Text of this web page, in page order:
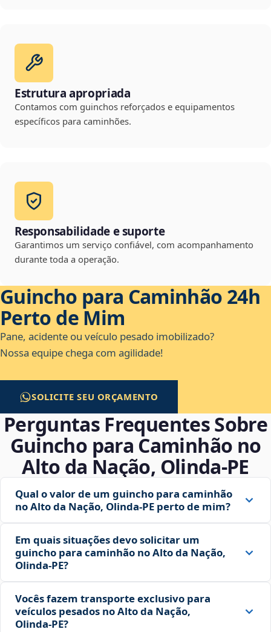
Estrutura apropriada
Contamos com guinchos reforçados e equipamentos
específicos para caminhões.
Responsabilidade e suporte
Garantimos um serviço confiável, com acompanhamento
durante toda a operação.
Guincho para Caminhão 24h
Perto de Mim
Pane, acidente ou veículo pesado imobilizado?
Nossa equipe chega com agilidade!
SOLICITE SEU ORÇAMENTO
Perguntas Frequentes Sobre
Guincho para Caminhão no
Alto da Nação, Olinda‑PE
Qual o valor de um guincho para caminhão
no Alto da Nação, Olinda‑PE perto de mim?
Em quais situações devo solicitar um
guincho para caminhão no Alto da Nação,
Olinda‑PE?
Vocês fazem transporte exclusivo para
veículos pesados no Alto da Nação,
Olinda‑PE?